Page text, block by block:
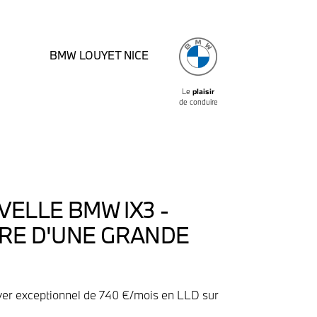
BMW LOUYET NICE
Le plaisir
de conduire
BMW IX3 -
D'UNE GRANDE
exceptionnel de 740 €/mois en LLD sur